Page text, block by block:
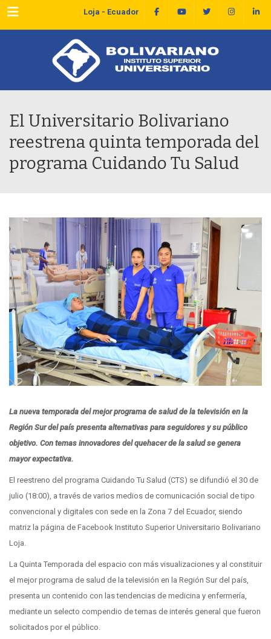
Menu Loja - Ecuador
El Universitario Bolivariano
reestrena quinta temporada del
programa Cuidando Tu Salud
La nueva temporada del mejor programa de salud de la televisión en la
Región Sur del país presenta alternativas para seguidores y su público
objetivo. Con temas innovadores del quehacer de la salud se genera
mayor expectativa.
El reestreno del programa Cuidando Tu Salud (CTS) se difundió el 30 de
julio (18:00), a través de varios medios de comunicación social de tipo
convencional y digitales con sede en la Zona 7 del Ecuador, siendo
matriz la página de Facebook Instituto Superior Universitario Bolivariano
Loja.
La Quinta Temporada del espacio con más visualizaciones y al constituir
el mejor programa de salud de la televisión en la Región Sur del país,
presenta un contenido con las tendencias de medicina y enfermería,
mediante un selecto compendio de temas de interés general que fueron
solicitados por el público.